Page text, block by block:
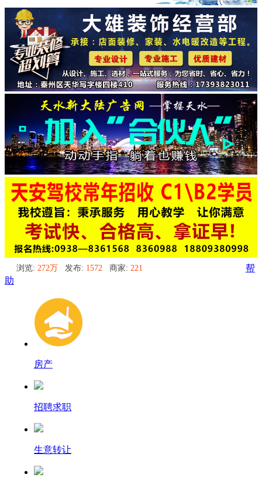
浏览: 272万 发布: 1572 商家: 221
帮
助
房产
招聘求职
生意转让